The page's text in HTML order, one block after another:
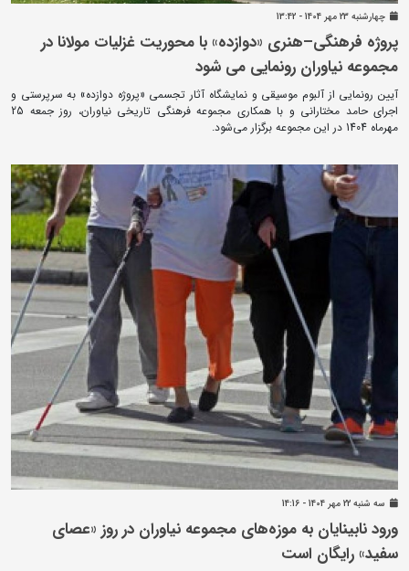
چهارشنبه 23 مهر 1404 - 13:42
پروژه فرهنگی–هنری «دوازده» با محوریت غزلیات مولانا در
مجموعه نیاوران رونمایی می شود
آیین رونمایی از آلبوم موسیقی و نمایشگاه آثار تجسمی «پروژه دوازده» به سرپرستی و
اجرای حامد مختارانی و با همکاری مجموعه فرهنگی تاریخی نیاوران، روز جمعه 25
مهرماه 1404 در این مجموعه برگزار می‌شود.
سه شنبه 22 مهر 1404 - 14:16
ورود نابینایان به موزه‌های مجموعه نیاوران در روز «عصای
سفید» رایگان است